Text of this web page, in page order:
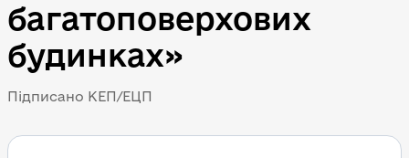
багатоповерхових
будинках»
Підписано КЕП/ЕЦП